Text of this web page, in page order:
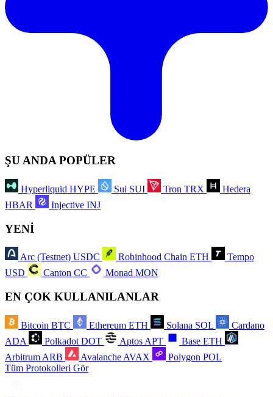
ŞU ANDA POPÜLER
Hyperliquid HYPE Sui SUI Tron TRX
Hedera
HBAR
Injective INJ
YENİ
Arc (Testnet) USDC Robinhood Chain ETH
Tempo
USD
Canton CC Monad MON
EN ÇOK KULLANILANLAR
Bitcoin BTC Ethereum ETH Solana SOL
Cardano
ADA
Polkadot DOT Aptos APT Base ETH
Arbitrum ARB Avalanche AVAX Polygon POL
Tüm Protokolleri Gör